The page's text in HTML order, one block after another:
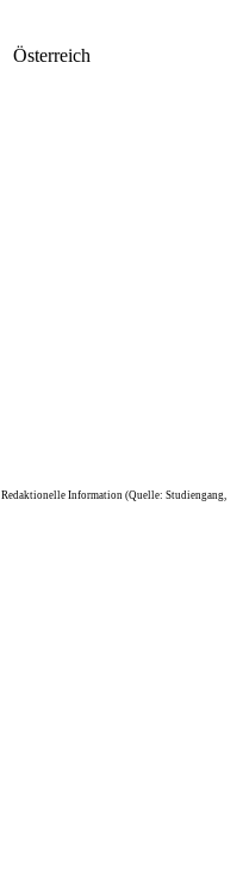
Österreich
Redaktionelle Information (Quelle: Studiengang,